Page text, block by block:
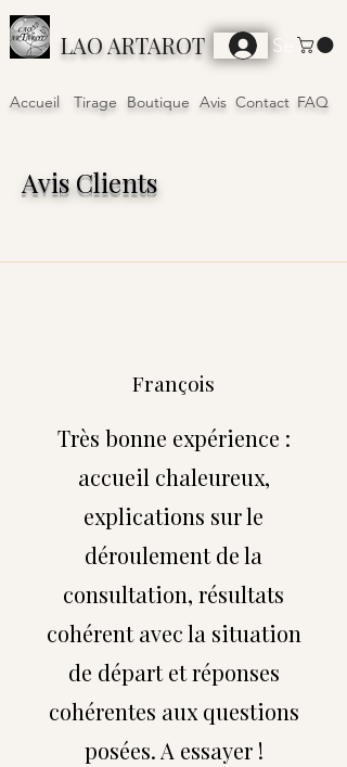
LAO ARTAROT Se
Accueil Tirage Boutique Avis Contact FAQ
Avis Clients
François
Très bonne expérience :
accueil chaleureux,
explications sur le
déroulement de la
consultation, résultats
cohérent avec la situation
de départ et réponses
cohérentes aux questions
posées. A essayer !